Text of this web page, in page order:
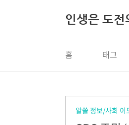
인생은 도전
홈 태그
알쓸 정보/사회 이